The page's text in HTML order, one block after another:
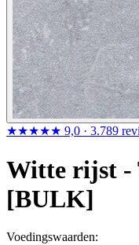
★★★★★ 9,0 · 3.789
Witte rijst -
[BULK]
Voedingswaarden: